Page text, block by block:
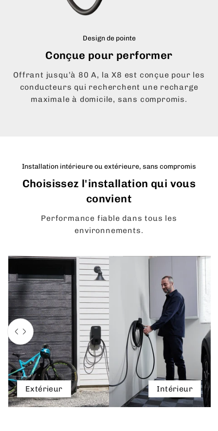
Design de pointe
Conçue pour performer
Offrant jusqu’à 80 A, la X8 est conçue pour les
conducteurs qui recherchent une recharge
maximale à domicile, sans compromis.
Installation intérieure ou extérieure, sans compromis
Choisissez l'installation qui vous
convient
Performance fiable dans tous les
environnements.
Extérieur Intérieur